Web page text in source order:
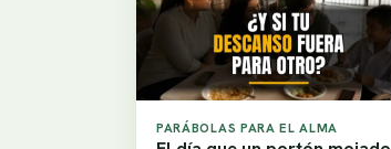
PARÁBOLAS PARA EL ALMA